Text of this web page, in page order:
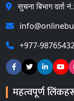
सुचना बिभाग
+977-
महत्वपूर्ण